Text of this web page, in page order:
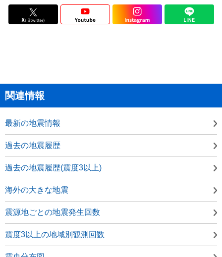
関連情報
最新の地震情報
過去の地震履歴
過去の地震履歴(震度3以上)
海外の大きな地震
震源地ごとの地震発生回数
震度3以上の地域別観測回数